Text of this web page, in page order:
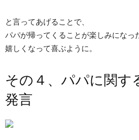
と言ってあげることで、
パパが帰ってくることが楽しみになっ
嬉しくなって喜ぶように。
その４、パパに関す
発言